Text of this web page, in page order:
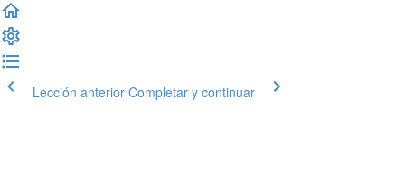
Lección anterior Completar y continuar